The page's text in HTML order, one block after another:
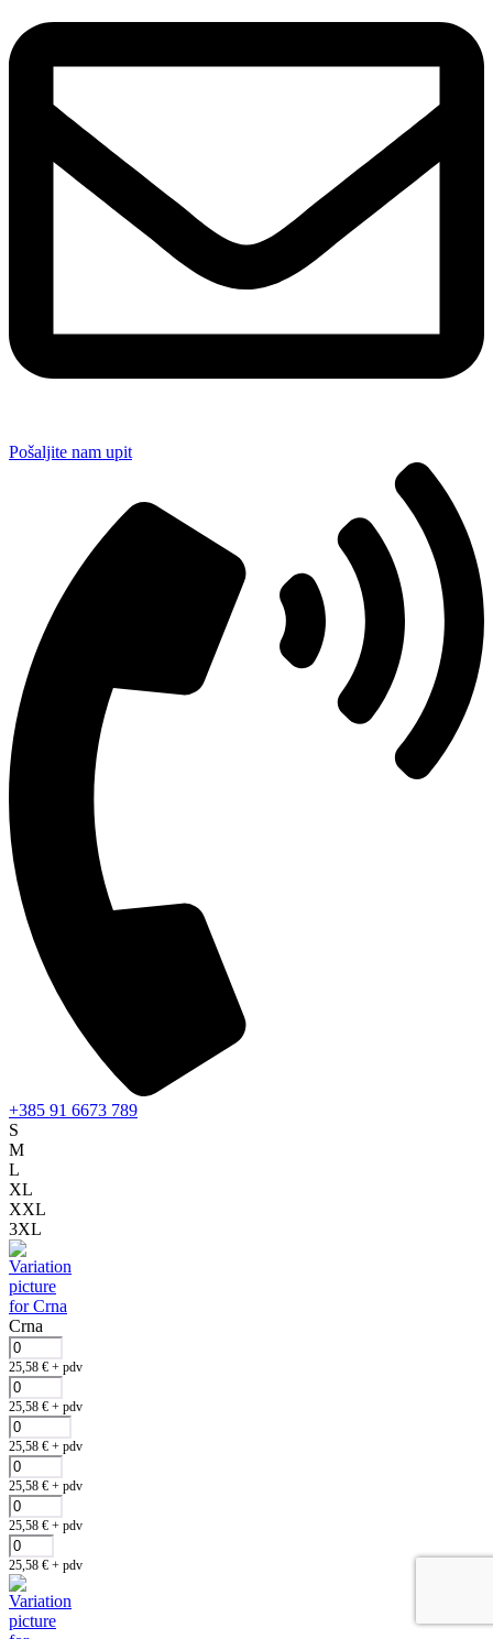
Pošaljite nam upit
+385 91 6673 789
S
M
L
XL
XXL
3XL
Crna
25,58 € + pdv
25,58 € + pdv
25,58 € + pdv
25,58 € + pdv
25,58 € + pdv
25,58 € + pdv